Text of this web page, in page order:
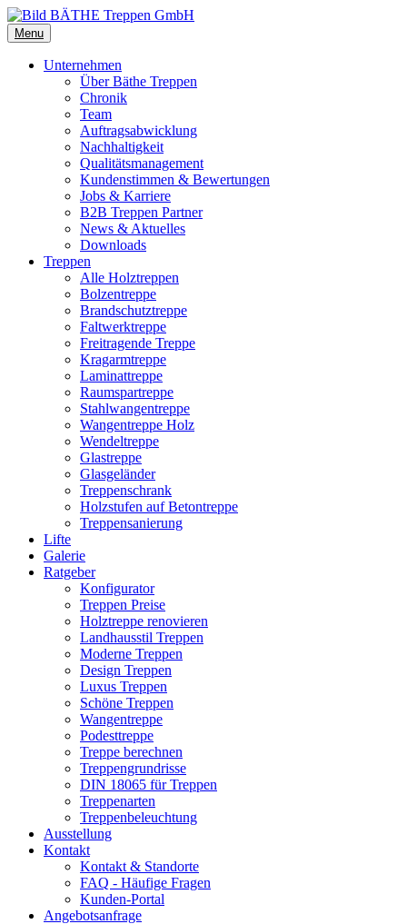
Menu
Unternehmen
Über Bäthe Treppen
Chronik
Team
Auftragsabwicklung
Nachhaltigkeit
Qualitätsmanagement
Kundenstimmen & Bewertungen
Jobs & Karriere
B2B Treppen Partner
News & Aktuelles
Downloads
Treppen
Alle Holztreppen
Bolzentreppe
Brandschutztreppe
Faltwerktreppe
Freitragende Treppe
Kragarmtreppe
Laminattreppe
Raumspartreppe
Stahlwangentreppe
Wangentreppe Holz
Wendeltreppe
Glastreppe
Glasgeländer
Treppenschrank
Holzstufen auf Betontreppe
Treppensanierung
Lifte
Galerie
Ratgeber
Konfigurator
Treppen Preise
Holztreppe renovieren
Landhausstil Treppen
Moderne Treppen
Design Treppen
Luxus Treppen
Schöne Treppen
Wangentreppe
Podesttreppe
Treppe berechnen
Treppengrundrisse
DIN 18065 für Treppen
Treppenarten
Treppenbeleuchtung
Ausstellung
Kontakt
Kontakt & Standorte
FAQ - Häufige Fragen
Kunden-Portal
Angebotsanfrage